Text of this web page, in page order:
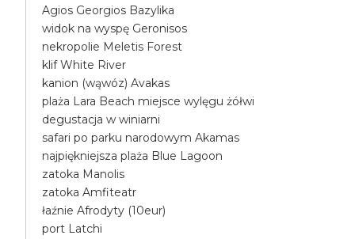
Agios Georgios Bazylika
widok na wyspę Geronisos
nekropolie Meletis Forest
klif White River
kanion (wąwóz) Avakas
plaża Lara Beach miejsce wylęgu żółwi
degustacja w winiarni
safari po parku narodowym Akamas
najpiękniejsza plaża Blue Lagoon
zatoka Manolis
zatoka Amfiteatr
łaźnie Afrodyty (10eur)
port Latchi